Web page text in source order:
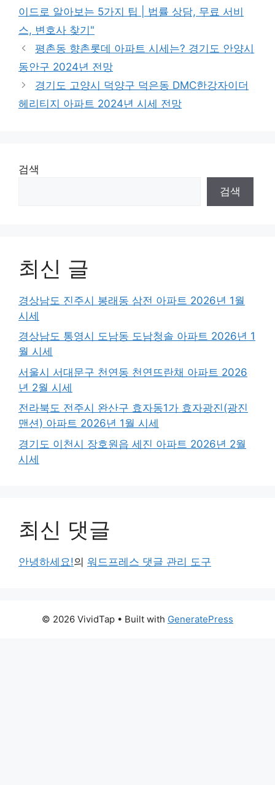
이드로 알아보는 5가지 팁 | 법률 상담, 무료 서비
스, 변호사 찾기"
평촌동 향촌롯데 아파트 시세는? 경기도 안양시
동안구 2024년 전망
경기도 고양시 덕양구 덕은동 DMC한강자이더
헤리티지 아파트 2024년 시세 전망
검색
검색
최신 글
경상남도 진주시 봉래동 삼전 아파트 2026년 1월
시세
경상남도 통영시 도남동 도남청솔 아파트 2026년 1
월 시세
서울시 서대문구 천연동 천연뜨란채 아파트 2026
년 2월 시세
전라북도 전주시 완산구 효자동1가 효자광진(광진
맨션) 아파트 2026년 1월 시세
경기도 이천시 장호원읍 세진 아파트 2026년 2월
시세
최신 댓글
안녕하세요!의 워드프레스 댓글 관리 도구
© 2026 VividTap • Built with GeneratePress